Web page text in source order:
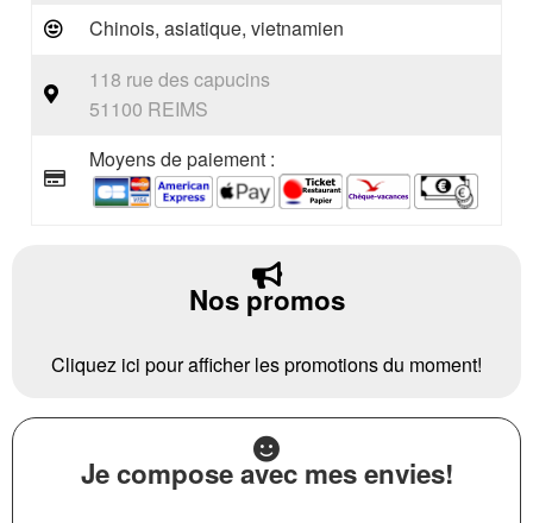
Chinois, asiatique, vietnamien
118 rue des capucins
51100 REIMS
Moyens de paiement :
Nos promos
Cliquez ici pour afficher les promotions du moment!
Je compose avec mes envies!